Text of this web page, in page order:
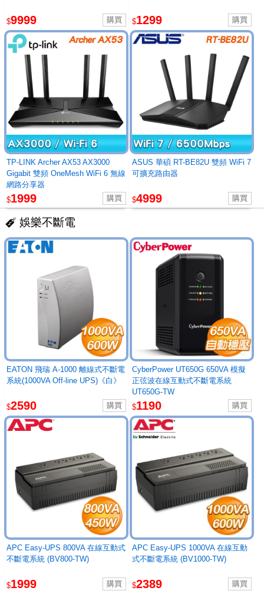
$9999 $1299
TP-LINK Archer AX53 AX3000
Gigabit 雙頻 OneMesh WiFi 6 無線
網路分享器
$1999
ASUS 華碩 RT-BE82U 雙頻 WiFi 7
可擴充路由器
$4999
娛樂不斷電
EATON 飛瑞 A-1000 離線式不斷電
系統(1000VA Off-line UPS)《白》
$2590
CyberPower UT650G 650VA 模擬
正弦波在線互動式不斷電系統
UT650G-TW
$1190
APC Easy-UPS 800VA 在線互動式
不斷電系統 (BV800-TW)
$1999
APC Easy-UPS 1000VA 在線互動
式不斷電系統 (BV1000-TW)
$2389